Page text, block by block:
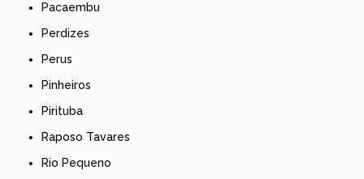
Pacaembu
Perdizes
Perus
Pinheiros
Pirituba
Raposo Tavares
Rio Pequeno